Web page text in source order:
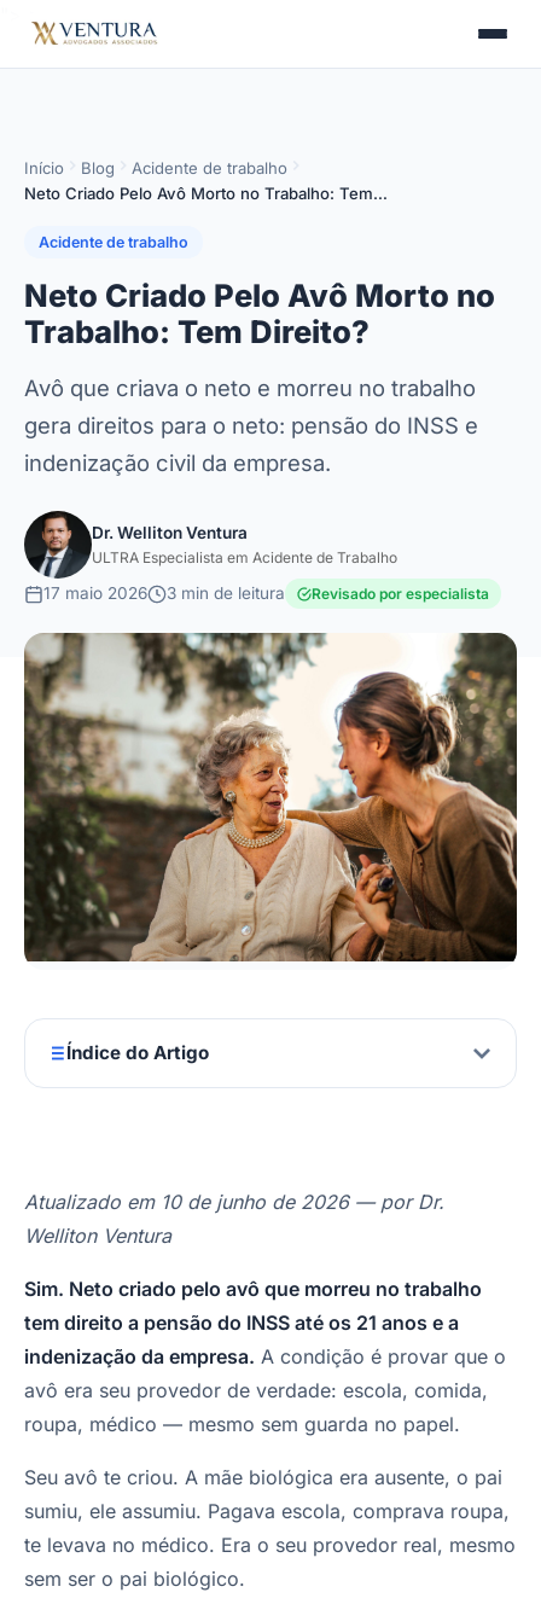
Início Blog
Acidente de trabalho
Neto Criado Pelo Avô Morto no Trabalho: Tem…
Acidente de trabalho
Neto Criado Pelo Avô Morto no
Trabalho: Tem Direito?
Avô que criava o neto e morreu no trabalho
gera direitos para o neto: pensão do INSS e
indenização civil da empresa.
Dr. Welliton Ventura
ULTRA Especialista em Acidente de Trabalho
17 maio 2026 3 min de leitura Revisado por especialista
Índice do Artigo
Atualizado em 10 de junho de 2026 — por Dr.
Welliton Ventura
Sim. Neto criado pelo avô que morreu no trabalho
tem direito a pensão do INSS até os 21 anos e a
indenização da empresa. A condição é provar que o
avô era seu provedor de verdade: escola, comida,
roupa, médico — mesmo sem guarda no papel.
Seu avô te criou. A mãe biológica era ausente, o pai
sumiu, ele assumiu. Pagava escola, comprava roupa,
te levava no médico. Era o seu provedor real, mesmo
sem ser o pai biológico.